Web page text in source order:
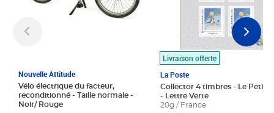
Nouvelle Attitude
Vélo électrique du facteur,
reconditionné - Taille normale -
Noir/ Rouge
Livraison offerte
La Poste
Collector 4 timbres - Le Petit
- Lettre Verte
20g / France